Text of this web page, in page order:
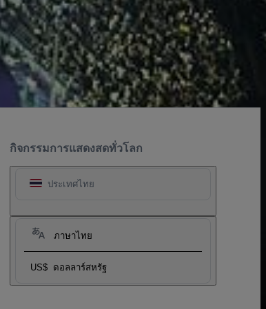
กิจกรรมการแสดงสดทั่วโลก
ประเทศไทย
ภาษาไทย
US$ ดอลลาร์สหรัฐ